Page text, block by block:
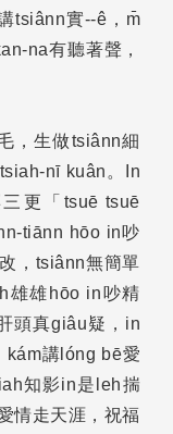
tsiânn實--ê，m̄
na有聽著聲，
，生做tsiânn細
nī kuân。In
更「tsuē tsuē
tiānn hōo in吵
，tsiânn無簡單
雄雄hōo in吵精
頭真giâu疑，in
kám講lóng bē愛
知影in是leh揣
情走天涯，祝福